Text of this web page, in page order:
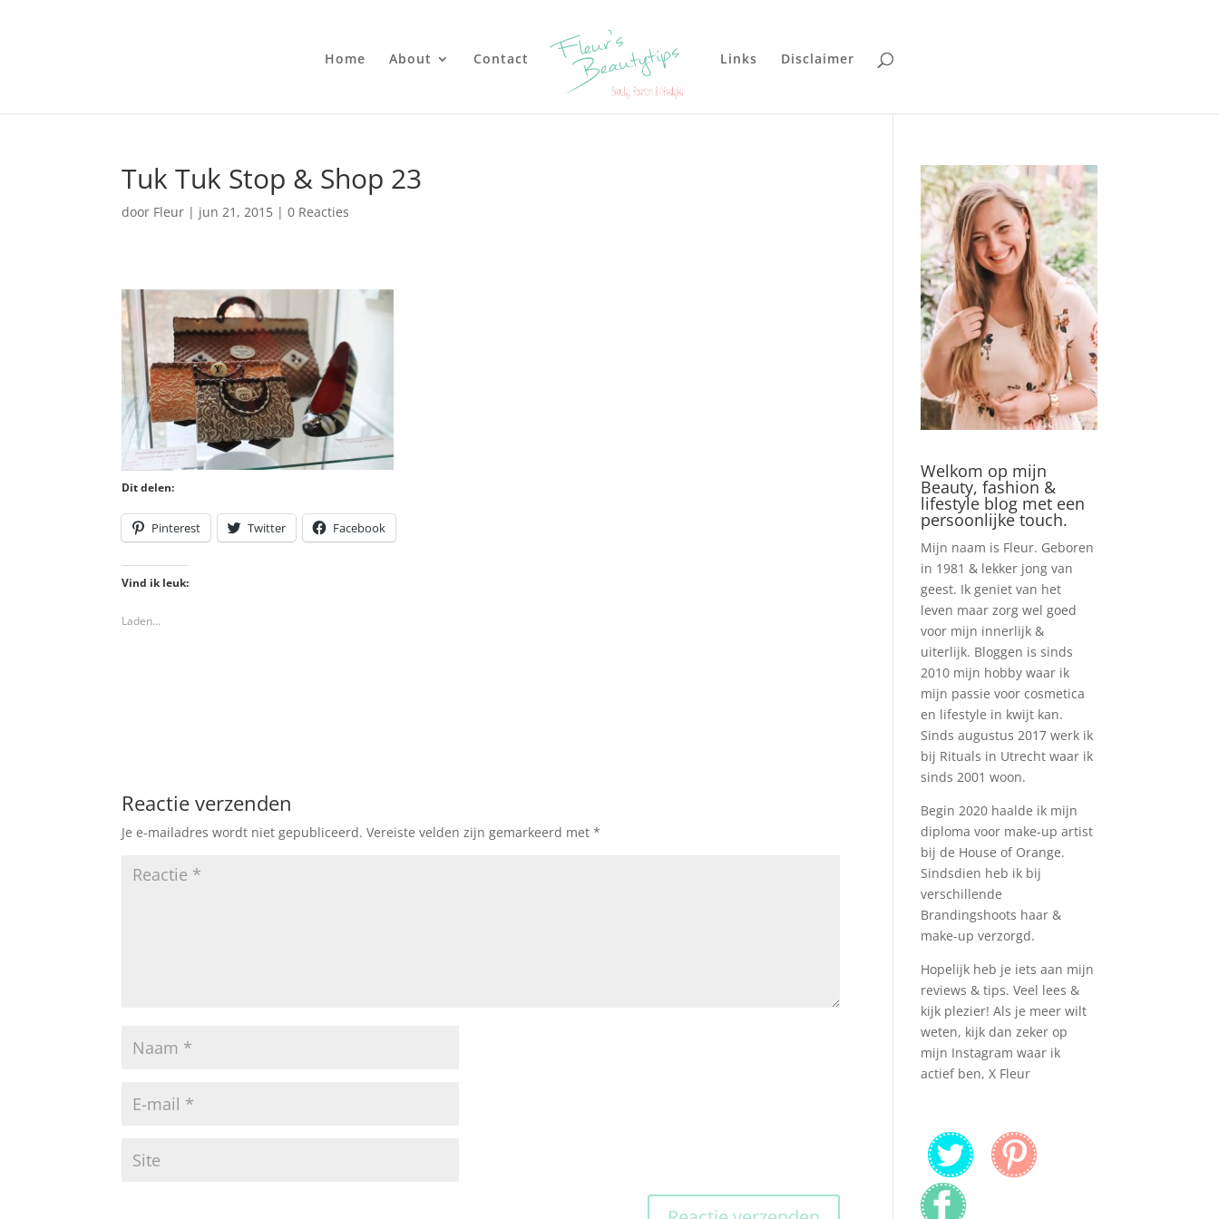
Home About Contact Links Disclaimer
Tuk Tuk Stop & Shop 23
door Fleur | jun 21, 2015 |0 Reacties
Dit delen:
Pinterest Twitter Facebook
Vind ik leuk:
Laden...
Reactie verzenden
Je e-mailadres wordt niet gepubliceerd. Vereiste velden zijn gemarkeerd met*
Welkom op mijn
Beauty, fashion &
lifestyle blog met een
persoonlijke touch.
Mijn naam is Fleur. Geboren
in 1981 & lekker jong van
geest. Ik geniet van het
leven maar zorg wel goed
voor mijn innerlijk &
uiterlijk. Bloggen is sinds
2010 mijn hobby waar ik
mijn passie voor cosmetica
en lifestyle in kwijt kan.
Sinds augustus 2017 werk ik
bij Rituals in Utrecht waar ik
sinds 2001 woon.
Begin 2020 haalde ik mijn
diploma voor make-up artist
bij de House of Orange.
Sindsdien heb ik bij
verschillende
Brandingshoots haar &
make-up verzorgd.
Hopelijk heb je iets aan mijn
reviews & tips. Veel lees &
kijk plezier! Als je meer wilt
weten, kijk dan zeker op
mijn Instagram waar ik
actief ben, X Fleur